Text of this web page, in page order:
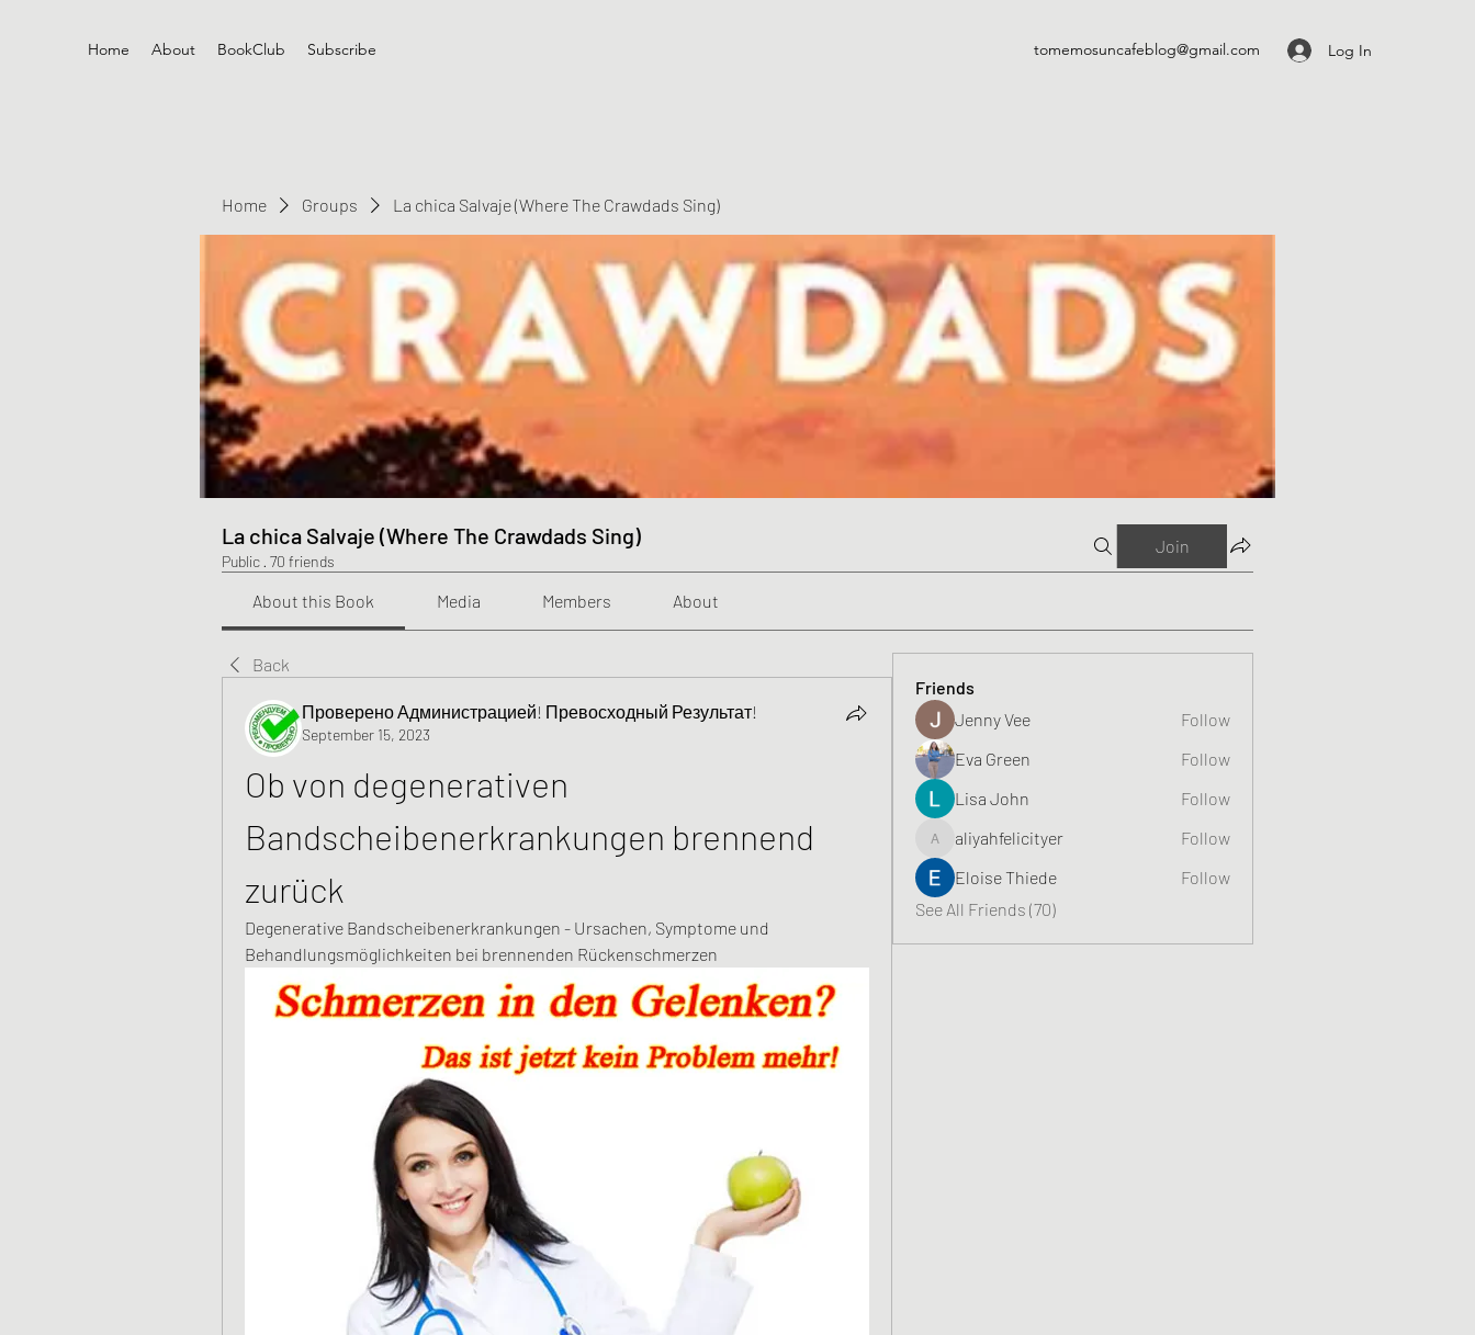
Home About BookClub Subscribe tomemosuncafeblog@gmail.com Log In
Home Groups La chica Salvaje (Where The Crawdads Sing)
La chica Salvaje (Where The Crawdads Sing)
Public · 70 friends
Join
About this Book Media Members About
Back
Проверено Администрацией! Превосходный Результат!
September 15, 2023
Ob von degenerativen
Bandscheibenerkrankungen brennend
zurück
Degenerative Bandscheibenerkrankungen - Ursachen, Symptome und
Behandlungsmöglichkeiten bei brennenden Rückenschmerzen
Friends
Jenny Vee
Follow
Eva Green
Follow
Lisa John
Follow
aliyahfelicityer
aliyahfelicityer
Follow
Eloise Thiede
Follow
See All Friends (70)